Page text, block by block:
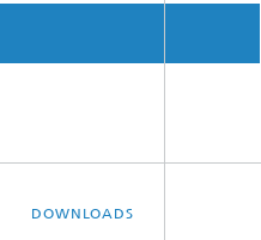
DOWNLOADS